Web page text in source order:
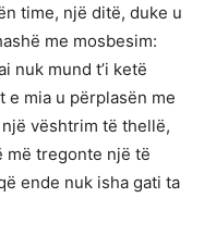
time, një ditë, duke u
me mosbesim:
nuk mund t’i ketë
e mia u përplasën me
vështrim të thellë,
më tregonte një të
ende nuk isha gati ta